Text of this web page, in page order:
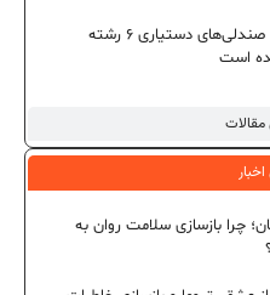
هشدار درباره آینده پزشکی ایران؛ صندلی‌های دستیاری ۶ رشته
است
چرا بازسازی سلامت روان به